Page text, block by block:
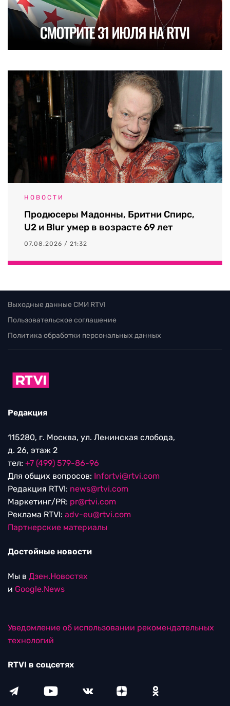
НОВОСТИ
Продюсеры Мадонны, Бритни Спирс,
U2 и Blur умер в возрасте 69 лет
07.08.2026 / 21:32
Выходные данные СМИ RTVI
Пользовательское соглашение
Политика обработки персональных данных
Редакция
115280, г. Москва, ул. Ленинская слобода,
д. 26, этаж 2
тел: +7 (499) 579-86-96
Для общих вопросов: Infortvi@rtvi.com
Редакция RTVI: news@rtvi.com
Маркетинг/PR: pr@rtvi.com
Реклама RTVI: adv-eu@rtvi.com
Партнерские материалы
Достойные новости
Мы в Дзен.Новостях
и Google.News
Уведомление об использовании рекомендательных
технологий
RTVI в соцсетях